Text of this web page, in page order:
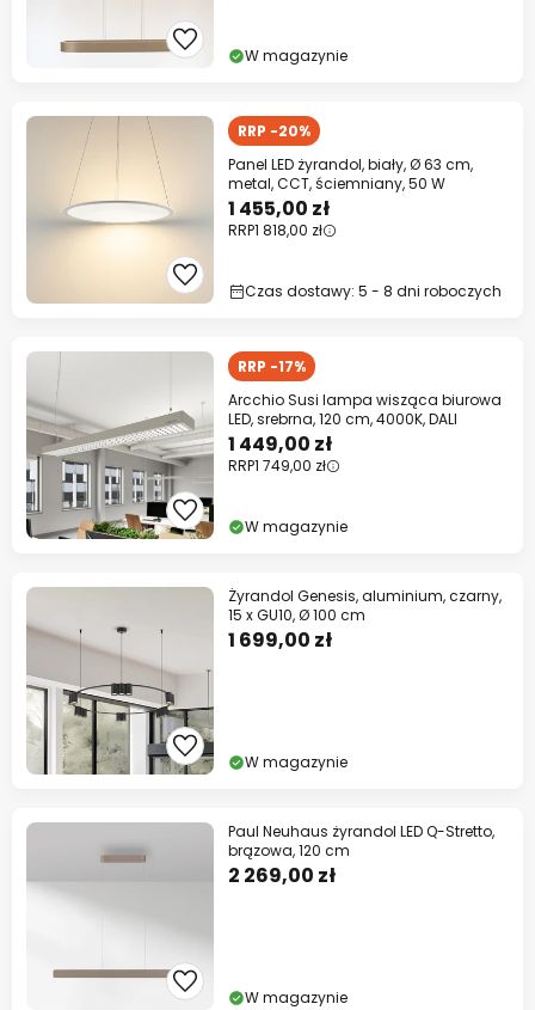
W magazynie
RRP -20%
Panel LED żyrandol, biały, Ø 63 cm,
metal, CCT, ściemniany, 50 W
1 455,00 zł
RRP1 818,00 zł
Czas dostawy: 5 - 8 dni roboczych
RRP -17%
Arcchio Susi lampa wisząca biurowa
LED, srebrna, 120 cm, 4000K, DALI
1 449,00 zł
RRP1 749,00 zł
W magazynie
Żyrandol Genesis, aluminium, czarny,
15 x GU10, Ø 100 cm
1 699,00 zł
W magazynie
Paul Neuhaus żyrandol LED Q-Stretto,
brązowa, 120 cm
2 269,00 zł
W magazynie